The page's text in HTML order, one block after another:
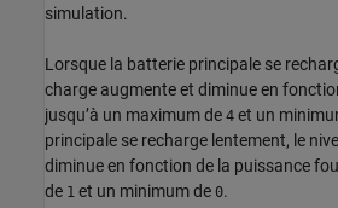
simulation.
Lorsque la batterie principale se
charge augmente et diminue en
jusqu’à un maximum de 4 et un
principale se recharge lentement, le
diminue en fonction de la puissance
de 1 et un minimum de 0.